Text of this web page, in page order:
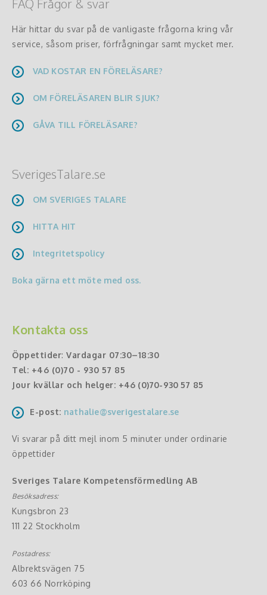
FAQ Frågor & svar
Här hittar du svar på de vanligaste frågorna kring vår
service, såsom priser, förfrågningar samt mycket mer.
VAD KOSTAR EN FÖRELÄSARE?
OM FÖRELÄSAREN BLIR SJUK?
GÅVA TILL FÖRELÄSARE?
SverigesTalare.se
OM SVERIGES TALARE
HITTA HIT
Integritetspolicy
Boka gärna ett möte med oss.
Kontakta oss
Öppettider: Vardagar 07:30–18:30
Tel: +46 (0)70 - 930 57 85
Jour kvällar och helger: +46 (0)70-930 57 85
E-post: nathalie@sverigestalare.se
Vi svarar på ditt mejl inom 5 minuter under ordinarie
öppettider
Sveriges Talare Kompetensförmedling AB
Besöksadress:
Kungsbron 23
111 22 Stockholm
Postadress:
Albrektsvägen 75
603 66 Norrköping